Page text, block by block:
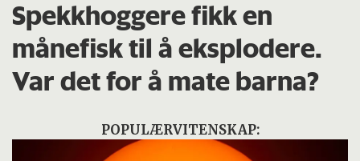
Spekkhoggere fikk en
månefisk til å eksplodere.
Var det for å mate barna?
POPULÆRVITENSKAP: